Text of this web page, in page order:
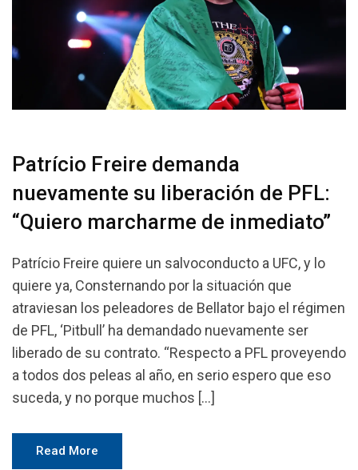
Patrício Freire demanda
nuevamente su liberación de PFL:
“Quiero marcharme de inmediato”
Patrício Freire quiere un salvoconducto a UFC, y lo
quiere ya, Consternando por la situación que
atraviesan los peleadores de Bellator bajo el régimen
de PFL, ‘Pitbull’ ha demandado nuevamente ser
liberado de su contrato. “Respecto a PFL proveyendo
a todos dos peleas al año, en serio espero que eso
suceda, y no porque muchos […]
Read More